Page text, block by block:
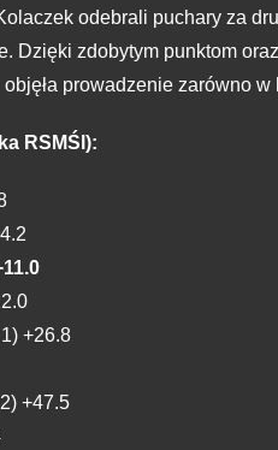
odebrali puchary za
Dzięki zdobytym punktom
prowadzenie zarówno
RSMŚl):
+26.8
+47.5